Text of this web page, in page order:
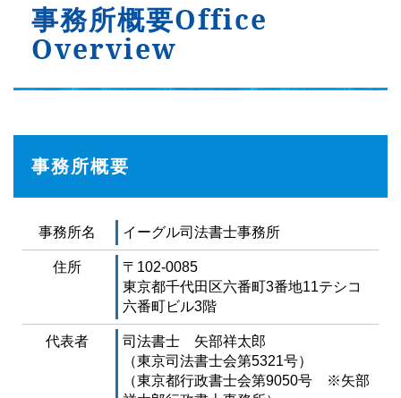
事務所概要Office
Overview
事務所概要
事務所名 イーグル司法書士事務所
住所
〒102-0085
東京都千代田区六番町3番地11テシコ
六番町ビル3階
代表者
司法書士 矢部祥太郎
（東京司法書士会第5321号）
（東京都行政書士会第9050号 ※矢部